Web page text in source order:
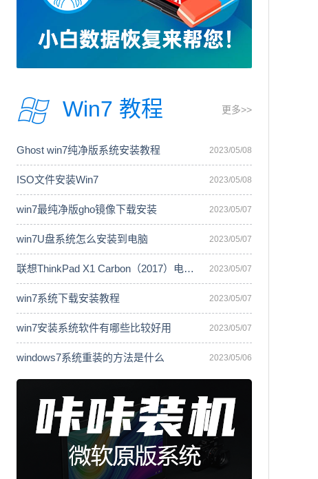
Win7 教程 更多>>
Ghost win7纯净版系统安装教程 2023/05/08
ISO文件安装Win7 2023/05/08
win7最纯净版gho镜像下载安装 2023/05/07
win7U盘系统怎么安装到电脑 2023/05/07
联想ThinkPad X1 Carbon（2017）电脑安 2023/05/07
win7系统下载安装教程 2023/05/07
win7安装系统软件有哪些比较好用 2023/05/07
windows7系统重装的方法是什么 2023/05/06